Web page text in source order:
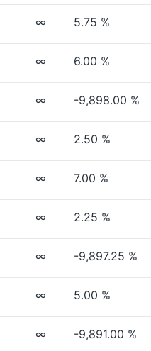
∞ 5.75 %
∞ 6.00 %
∞ -9,898.00 %
∞ 2.50 %
∞ 7.00 %
∞ 2.25 %
∞ -9,897.25 %
∞ 5.00 %
∞ -9,891.00 %